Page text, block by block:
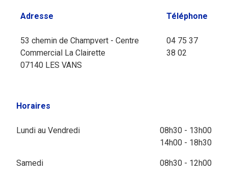
Adresse
53 chemin de Champvert - Centre
Commercial La Clairette
07140 LES VANS
Téléphone
04 75 37
38 02
Horaires
Lundi au Vendredi
08h30 - 13h00
14h00 - 18h30
Samedi 08h30 - 12h00